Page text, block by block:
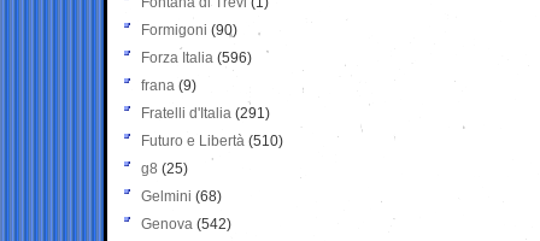
Formigoni (90)
Forza Italia (596)
frana (9)
Fratelli d'Italia (291)
Futuro e Libertà (510)
g8 (25)
Gelmini (68)
Genova (542)